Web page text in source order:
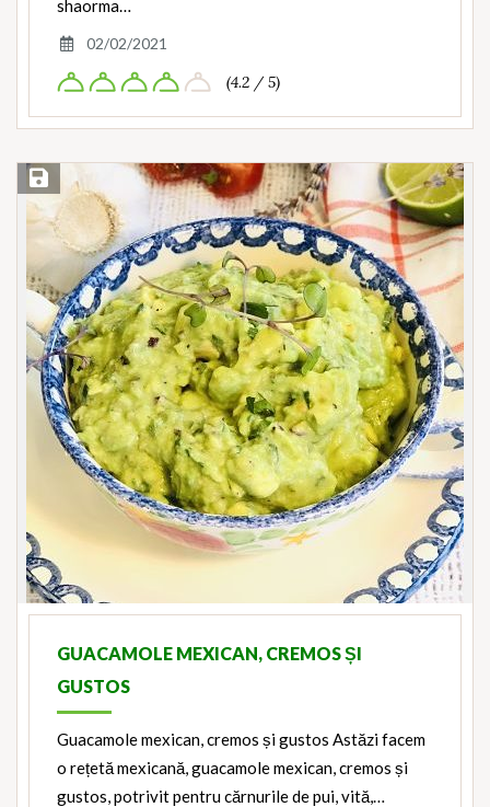
shaorma…
02/02/2021
(4.2 / 5)
Save Recipe
GUACAMOLE MEXICAN, CREMOS ȘI
GUSTOS
Guacamole mexican, cremos și gustos Astăzi facem
o rețetă mexicană, guacamole mexican, cremos și
gustos, potrivit pentru cărnurile de pui, vită,…